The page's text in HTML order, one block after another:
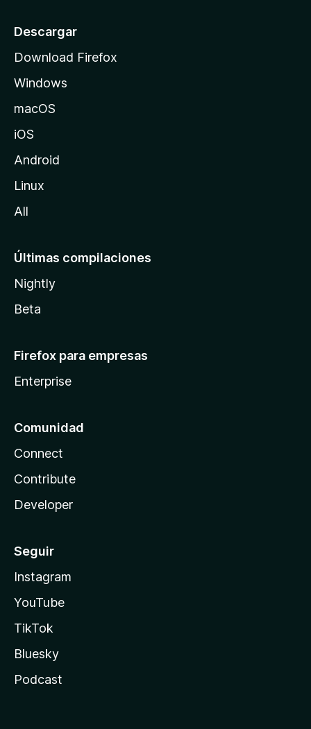
o
e
M
i
l
Descargar
Download Firefox
Windows
macOS
iOS
Android
Linux
All
Últimas compilaciones
Nightly
Beta
Firefox para empresas
Enterprise
Comunidad
Connect
Contribute
Developer
Seguir
Instagram
YouTube
TikTok
Bluesky
Podcast